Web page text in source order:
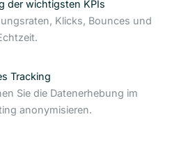
der wichtigsten KPIs
Klicks, Bounces und
Tracking
Sie die Datenerhebung im
anonymisieren.